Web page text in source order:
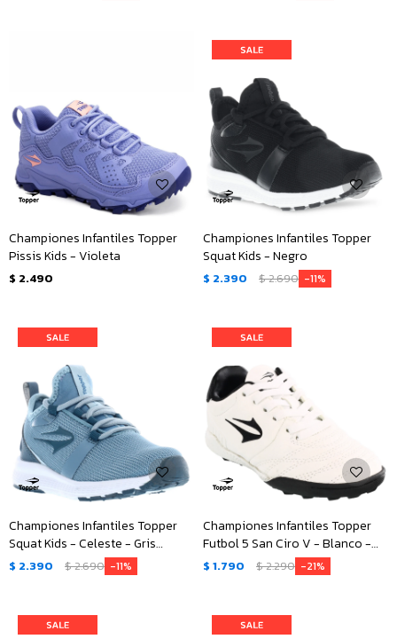
Championes Infantiles Topper
Pissis Kids - Violeta
$ 2.490
Championes Infantiles Topper
Squat Kids - Negro
$ 2.390 $2.690 11
Championes Infantiles Topper
Squat Kids - Celeste - Gris
Piedra
$ 2.390 $2.690 11
Championes Infantiles Topper
Futbol 5 San Ciro V - Blanco -
Negro
$ 1.790 $2.290 21